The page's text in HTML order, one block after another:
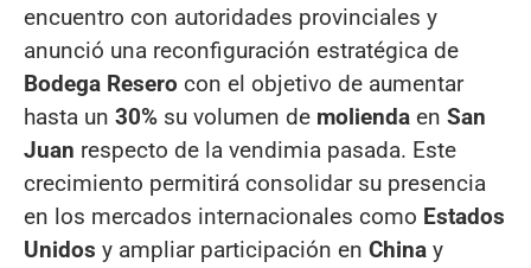
encuentro con autoridades provinciales y
anunció una reconfiguración estratégica de
Bodega Resero con el objetivo de aumentar
hasta un 30% su volumen de molienda en San
Juan respecto de la vendimia pasada. Este
crecimiento permitirá consolidar su presencia
en los mercados internacionales como Estados
Unidos y ampliar participación en China y